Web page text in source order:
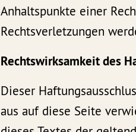
Anhaltspunkte einer
Rechtsverletzungen
Rechtswirksamkeit des
Dieser
aus auf diese Seite